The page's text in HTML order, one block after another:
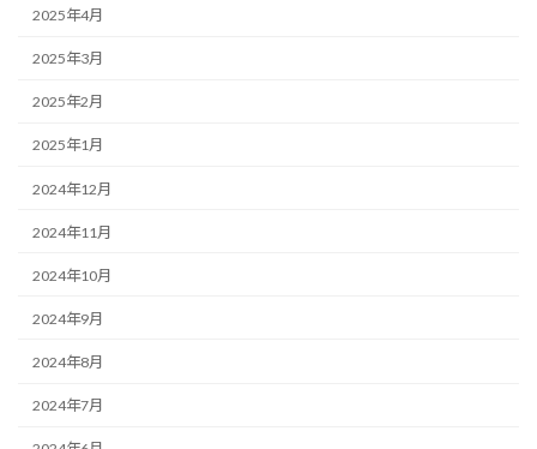
2025年4月
2025年3月
2025年2月
2025年1月
2024年12月
2024年11月
2024年10月
2024年9月
2024年8月
2024年7月